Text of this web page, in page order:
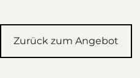
Zurück zum Angebot